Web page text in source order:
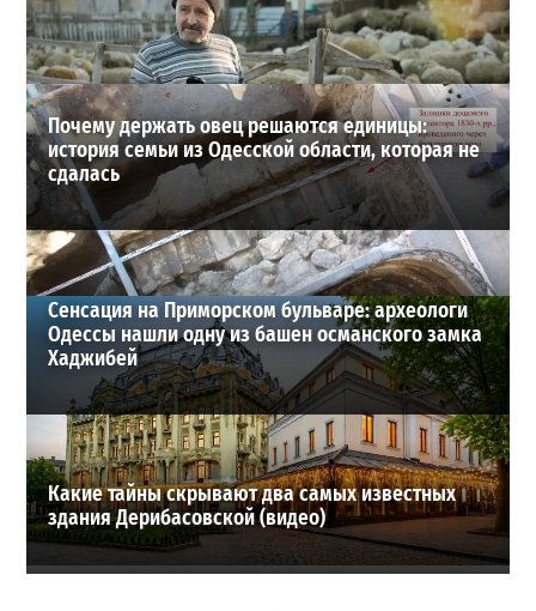
21-07-2026 в 19:23
ВИБОР РЕДАКЦИИ
Почему держать овец решаются единицы:
история семьи из Одесской области, которая не
сдалась
Сенсация на Приморском бульваре: археологи
Одессы нашли одну из башен османского замка
Хаджибей
Какие тайны скрывают два самых известных
здания Дерибасовской (видео)